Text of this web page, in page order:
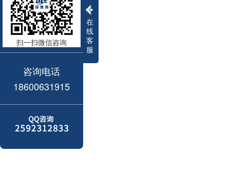
在
线
客
服
扫一扫微信咨询
咨询电话
18600631915